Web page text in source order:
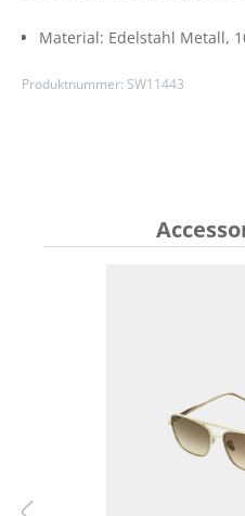
Material: Edelstahl Metall,
Produktnummer: SW11443